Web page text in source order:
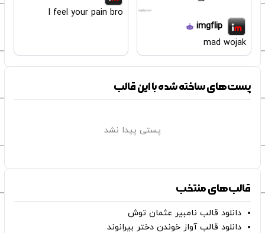
imgflip
mad wojak
I feel your pain bro
پست‌های ساخته شده با این قالب
پستی پیدا نشد
قالب‌های منتخب
دانلود قالب نامبیر عثمان ‌توش
دانلود قالب آواز خوندن دختر بیرانوند